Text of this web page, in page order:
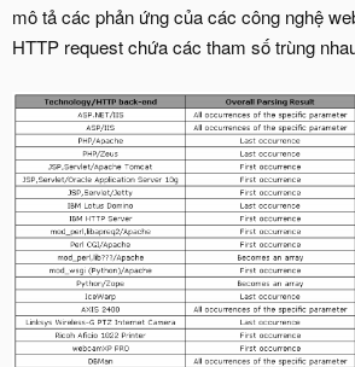
mô tả các phản ứng của các công nghệ
HTTP request chứa các tham số trùng